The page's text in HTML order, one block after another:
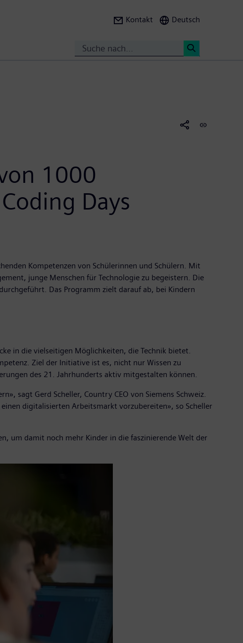
Kontakt Deutsch
1000
Days
Kompetenzen von Schülerinnen und Schülern. Mit
junge Menschen für Technologie zu begeistern. Die
Das Programm zielt darauf ab, bei Kindern
in die vielseitigen Möglichkeiten, die Technik bietet.
Ziel der Initiative ist es, nicht nur Wissen zu
des 21. Jahrhunderts aktiv mitgestalten können.
sagt Gerd Scheller, Country CEO von Siemens Schweiz.
digitalisierten Arbeitsmarkt vorzubereiten», so Scheller
um damit noch mehr Kinder in die faszinierende Welt der